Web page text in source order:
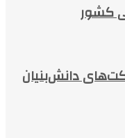
کشور
دانش‌بنیان